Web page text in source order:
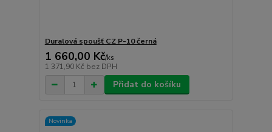
Duralová spoušť CZ P-10 černá
1 660,00 Kč/ks
1 371,90 Kč bez DPH
Přidat do košíku
Novinka